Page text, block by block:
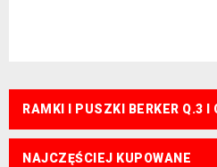
RAMKI I PUSZKI BERKER Q.3 I
NAJCZĘŚCIEJ KUPOWANE